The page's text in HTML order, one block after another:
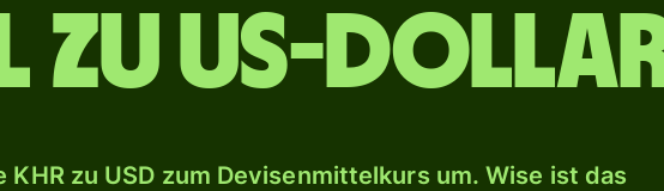
zu US-
KHR zu USD zum Devisenmittelkurs um. Wise ist das